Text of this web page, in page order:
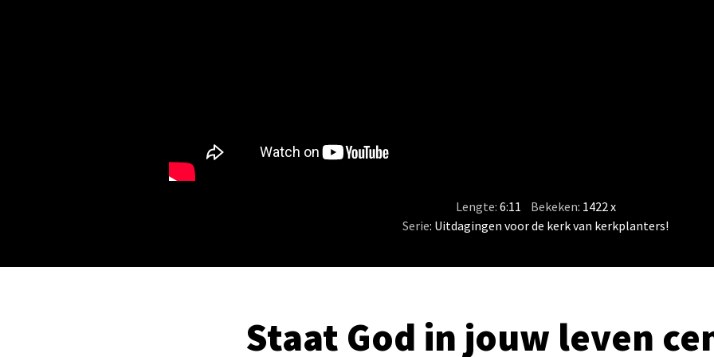
Lengte: 6:11 Bekeken: 1422 x
Serie: Uitdagingen voor de kerk van kerkplanters!
Staat God in jouw leven